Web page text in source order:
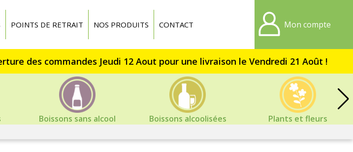
POINTS DE RETRAIT NOS PRODUITS CONTACT Mon compte
Boissons sans alcool Boissons alcoolisées
Plants et fleurs